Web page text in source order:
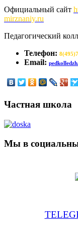
Официальный сайт
mirznaniy.ru
Педагогический
Телефон:
Email:
Частная школа
Мы в